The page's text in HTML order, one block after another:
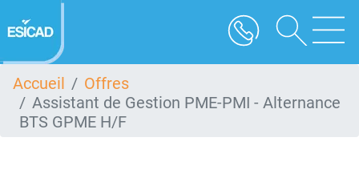
au
contenu
Accueil
Offres
Assistant de Gestion PME-PMI - Alternance
BTS GPME H/F